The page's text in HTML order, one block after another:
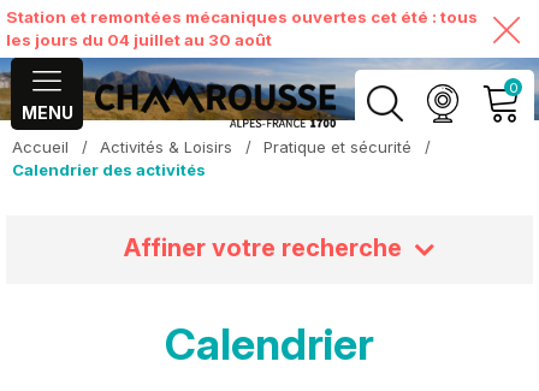
Station et remontées mécaniques ouvertes cet été : tous
les jours du 04 juillet au 30 août
MENU
0
MON COMPTE
Accueil / Activités & Loisirs / Pratique et sécurité
/
Calendrier des activités
Affiner votre recherche
Calendrier